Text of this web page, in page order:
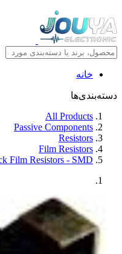
خانه
دسته‌بندی‌ها
All Products
Passive Components
Resistors
Film Resistors
Film Resistors - SMD